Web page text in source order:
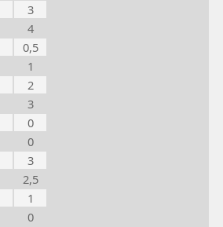
3
4
0,5
1
2
3
0
0
3
2,5
1
0